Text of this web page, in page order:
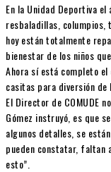
En la Unidad Deportiva
resbaladillas, columpios,
hoy están totalmente
bienestar de los niños
Ahora sí está completo el
casitas para diversión de
El Director de COMUDE
Gómez instruyó, es que
algunos detalles, se
pueden constatar, faltan
esto”.